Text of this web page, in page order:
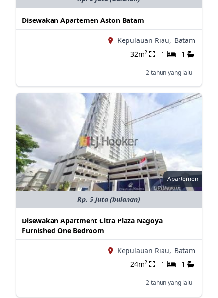
Disewakan Apartemen Aston Batam
Kepulauan Riau, Batam
32m2 1 1
2 tahun yang lalu
Apartemen
Rp. 5 juta (bulanan)
Disewakan Apartment Citra Plaza Nagoya
Furnished One Bedroom
Kepulauan Riau, Batam
24m2 1 1
2 tahun yang lalu